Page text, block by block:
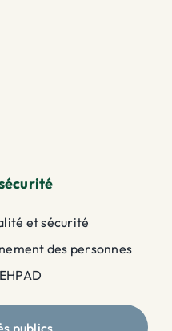
et sécurité
des personnes
publics